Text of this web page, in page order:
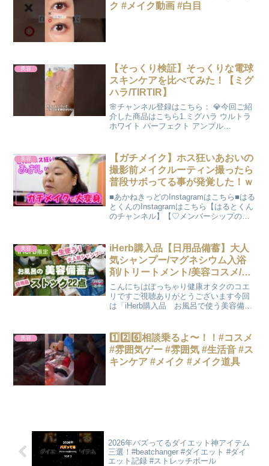
ク #メイク動画 #白目
美容
【そっくり検証】そっくりな電球
スキンケアを比べてみた！【ミグ
ハラ/TIRTIR】
🌸チャンネル登録はこちら： 💎今回ご紹
介した商品はこちら1.ミグハラ ウルトラ
ホワイト パーフェクト アンプル
合わせ先）usakumachan...
美容
【ガチメイク】ホス狂いあおいの
撮影前メイクルーティン撮ったら
普段サボってる事が発覚した！ｗ
■あかねきっどのInstagramはこちら■はる
とくんのInstagramはこちら【はるとくん
のチャンネル】【♡メンバーシップの詳
↓↓】【あおいのInstagram✨】...
美容
iHerb購入品【日用品備蓄】大人
気シャンプー/マグネシウム入浴
剤/トリートメント/美容コスメ/リ
ピート＆初購入/お風呂ストック
おすすめreview
こんにちはぽっちゃり健康オタクのコエ
リですご視聴ありがとうございます今回
は「iHerb購入品 お風呂で使う美容備蓄
トメントや石鹸など、ずっとリピートし
てる溺愛アイテ...
美容
1️⃣2️⃣6️⃣相談乗るよ〜！！#コスメ
#雰囲気ゲー #雰囲気 #生活音 #ス
キンケア #メイク #メイク道具
2026年バズってるダイエット神アイテム
三選！#beatchanger #ダイエット #ダイ
エット記録 #ストレッチポール